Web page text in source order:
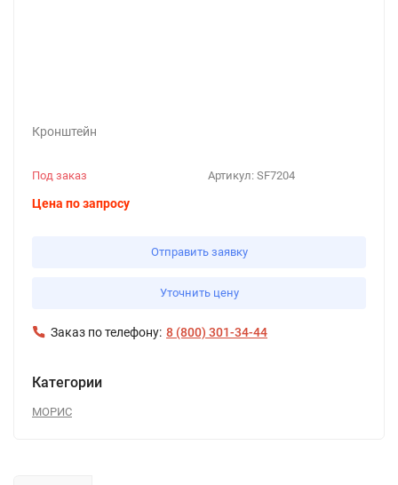
Кронштейн
Артикул: SF7204
Под заказ
Цена по запросу
Отправить заявку
Уточнить цену
Заказ по телефону: 8 (800) 301-34-44
Категории
МОРИС